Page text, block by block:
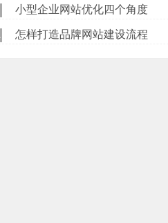
小型企业网站优化四个角度
怎样打造品牌网站建设流程